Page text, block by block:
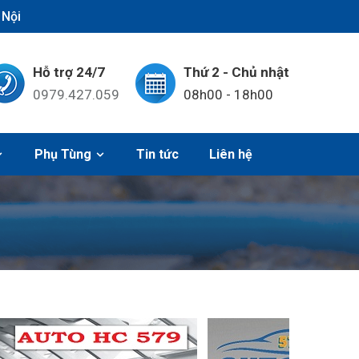
Hỗ trợ 24/7
0979.427.059
Thứ 2 - Chủ nhật
08h00 - 18h00
Phụ Tùng Tin tức Liên hệ